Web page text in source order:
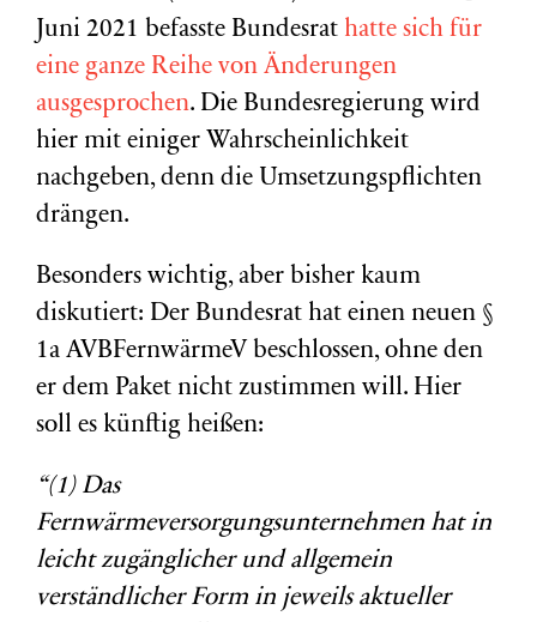
Juni 2021 befasste Bundesrat hatte sich für
eine ganze Reihe von Änderungen
ausgesprochen. Die Bundesregierung wird
hier mit einiger Wahrscheinlichkeit
nachgeben, denn die Umsetzungspflichten
drängen.
Besonders wichtig, aber bisher kaum
diskutiert: Der Bundesrat hat einen neuen §
1a AVBFernwärmeV beschlossen, ohne den
er dem Paket nicht zustimmen will. Hier
soll es künftig heißen:
“(1) Das
Fernwärmeversorgungsunternehmen hat in
leicht zugänglicher und allgemein
verständlicher Form in jeweils aktueller